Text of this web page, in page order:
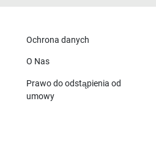
Ochrona danych
O Nas
Prawo do odstąpienia od
umowy